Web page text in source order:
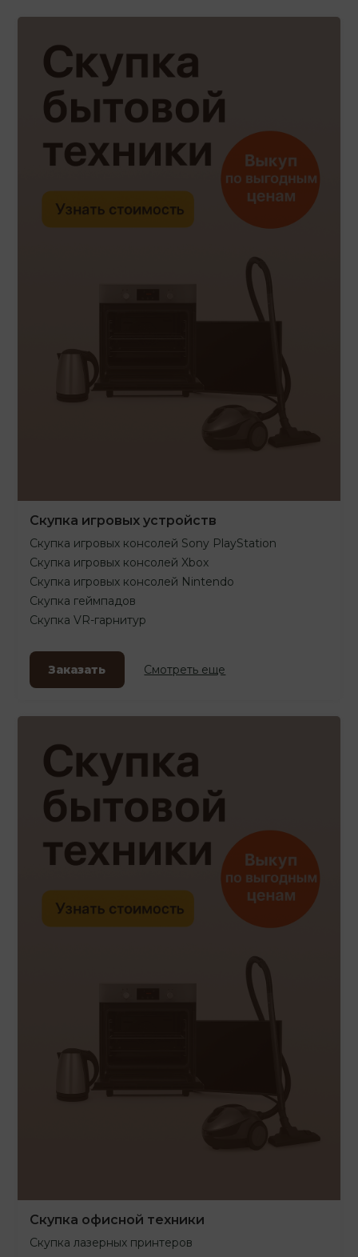
Скупка игровых устройств
Скупка игровых консолей Sony PlayStation
Скупка игровых консолей Xbox
Скупка игровых консолей Nintendo
Скупка геймпадов
Скупка VR-гарнитур
Заказать Смотреть еще
Скупка офисной техники
Скупка лазерных принтеров